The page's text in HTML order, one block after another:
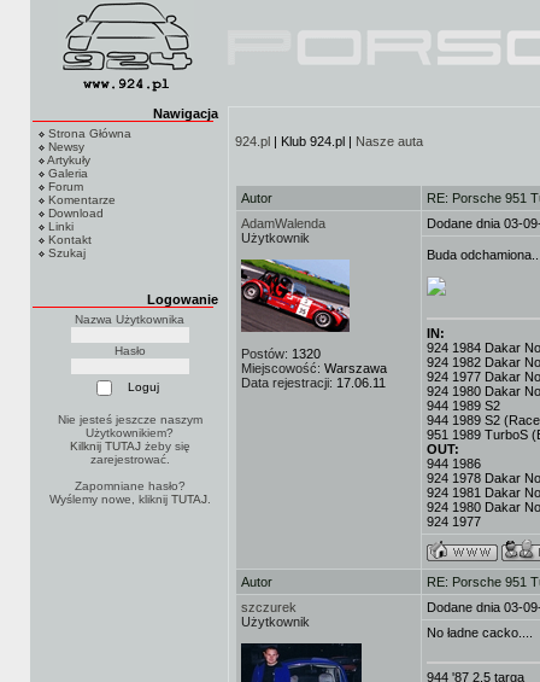
Nawigacja
Strona Główna
Newsy
Artykuły
Galeria
Forum
Komentarze
Download
Linki
Kontakt
Szukaj
Logowanie
Nazwa Użytkownika
Hasło
Nie jesteś jeszcze naszym
Użytkownikiem?
Kilknij TUTAJżeby się
zarejestrować.
Zapomniane hasło?
Wyślemy nowe, kliknij TUTAJ.
924.pl | Klub 924.pl | Nasze auta
Autor
RE: Porsche 951
AdamWalenda
Użytkownik
Postów: 1320
Miejscowość: Warszawa
Data rejestracji: 17.06.11
Dodane dnia 03-
Buda
IN:
924 1984 Dakar
924 1982 Dakar
924 1977 Dakar
924 1980 Dakar
944 1989 S2
944 1989 S2
951 1989 TurboS
OUT:
944 1986
924 1978 Dakar
924 1981 Dakar
924 1980 Dakar
924 1977
Autor
RE: Porsche 951
szczurek
Użytkownik
Dodane dnia 03-
No ładne cacko....
944 '87 2,5 targa